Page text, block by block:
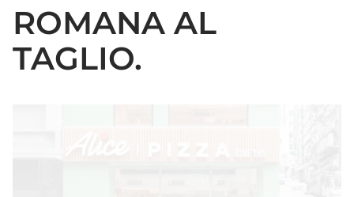
ROMANA AL
TAGLIO.